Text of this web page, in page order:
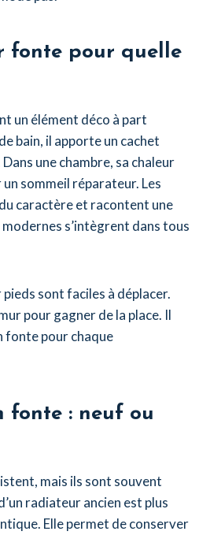
fonte pour quelle
un élément déco à part
bain, il apporte un cachet
une chambre, sa chaleur
sommeil réparateur. Les
caractère et racontent une
s’intègrent dans tous
sont faciles à déplacer.
pour gagner de la place. Il
fonte pour chaque
fonte : neuf ou
mais ils sont souvent
radiateur ancien est plus
Elle permet de conserver